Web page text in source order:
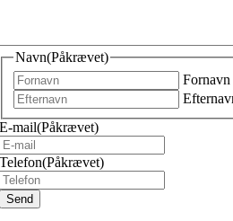
Navn(Påkrævet)
Fornavn
E-mail(Påkrævet)
Telefon(Påkrævet)